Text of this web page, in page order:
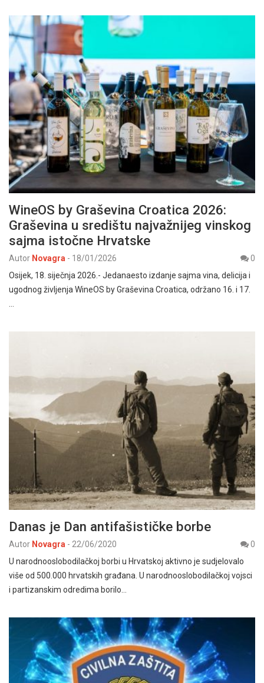
WineOS by Graševina Croatica 2026:
Graševina u središtu najvažnijeg vinskog
sajma istočne Hrvatske
Autor Novagra - 18/01/2026
0
Osijek, 18. siječnja 2026.- Jedanaesto izdanje sajma vina, delicija i
ugodnog življenja WineOS by Graševina Croatica, održano 16. i 17.
…
Danas je Dan antifašističke borbe
Autor Novagra - 22/06/2020
0
U narodnooslobodilačkoj borbi u Hrvatskoj aktivno je sudjelovalo
više od 500.000 hrvatskih građana. U narodnooslobodilačkoj vojsci
i partizanskim odredima borilo…